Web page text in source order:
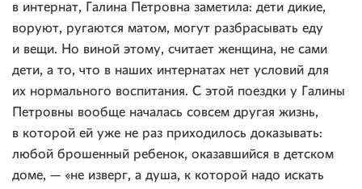
в интернат, Галина Петровна заметила: дети дикие,
воруют, ругаются матом, могут разбрасывать еду
и вещи. Но виной этому, считает женщина, не сами
дети, а то, что в наших интернатах нет условий для
их нормального воспитания. С этой поездки у Галины
Петровны вообще началась совсем другая жизнь,
в которой ей уже не раз приходилось доказывать:
любой брошенный ребенок, оказавшийся в детском
доме, — «не изверг, а душа, к которой надо искать